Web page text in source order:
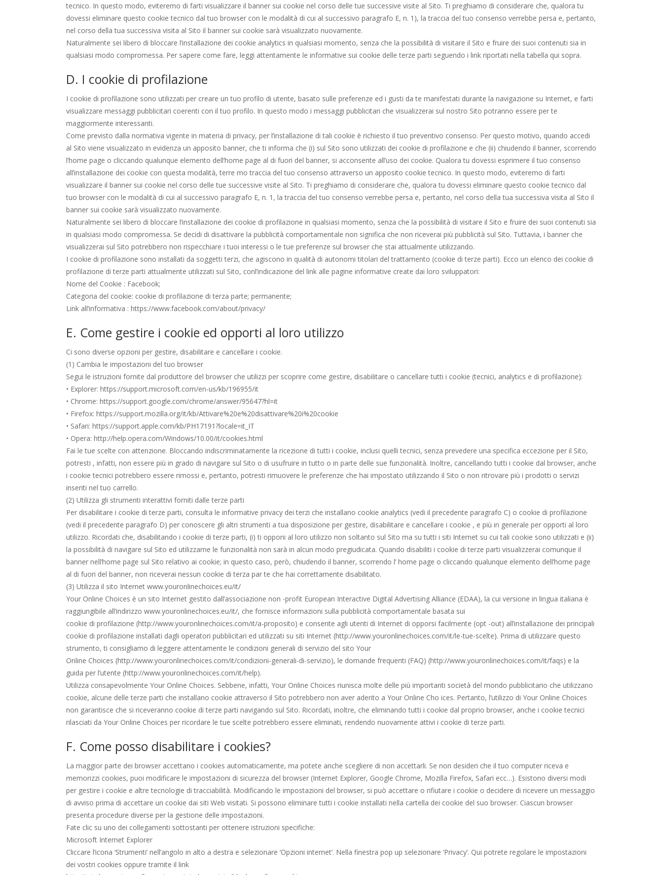
tecnico. In questo modo, eviteremo di farti visualizzare il banner sui cookie nel corso delle tue successive visite al Sito. Ti preghiamo di considerare che, qualora tu
dovessi eliminare questo cookie tecnico dal tuo browser con le modalità di cui al successivo paragrafo E, n. 1), la traccia del tuo consenso verrebbe persa e, pertanto,
nel corso della tua successiva visita al Sito il banner sui cookie sarà visualizzato nuovamente.
Naturalmente sei libero di bloccare l’installazione dei cookie analytics in qualsiasi momento, senza che la possibilità di visitare il Sito e fruire dei suoi contenuti sia in
qualsiasi modo compromessa. Per sapere come fare, leggi attentamente le informative sui cookie delle terze parti seguendo i link riportati nella tabella qui sopra.
D. I cookie di profilazione
I cookie di profilazione sono utilizzati per creare un tuo profilo di utente, basato sulle preferenze ed i gusti da te manifestati durante la navigazione su Internet, e farti
visualizzare messaggi pubblicitari coerenti con il tuo profilo. In questo modo i messaggi pubblicitari che visualizzerai sul nostro Sito potranno essere per te
maggiormente interessanti.
Come previsto dalla normativa vigente in materia di privacy, per l’installazione di tali cookie è richiesto il tuo preventivo consenso. Per questo motivo, quando accedi
al Sito viene visualizzato in evidenza un apposito banner, che ti informa che (i) sul Sito sono utilizzati dei cookie di profilazione e che (ii) chiudendo il banner, scorrendo
l’home page o cliccando qualunque elemento dell’home page al di fuori del banner, si acconsente all’uso dei cookie. Qualora tu dovessi esprimere il tuo consenso
all’installazione dei cookie con questa modalità, terre mo traccia del tuo consenso attraverso un apposito cookie tecnico. In questo modo, eviteremo di farti
visualizzare il banner sui cookie nel corso delle tue successive visite al Sito. Ti preghiamo di considerare che, qualora tu dovessi eliminare questo cookie tecnico dal
tuo browser con le modalità di cui al successivo paragrafo E, n. 1, la traccia del tuo consenso verrebbe persa e, pertanto, nel corso della tua successiva visita al Sito il
banner sui cookie sarà visualizzato nuovamente.
Naturalmente sei libero di bloccare l’installazione dei cookie di profilazione in qualsiasi momento, senza che la possibilità di visitare il Sito e fruire dei suoi contenuti sia
in qualsiasi modo compromessa. Se decidi di disattivare la pubblicità comportamentale non significa che non riceverai più pubblicità sul Sito. Tuttavia, i banner che
visualizzerai sul Sito potrebbero non rispecchiare i tuoi interessi o le tue preferenze sul browser che stai attualmente utilizzando.
I cookie di profilazione sono installati da soggetti terzi, che agiscono in qualità di autonomi titolari del trattamento (cookie di terze parti). Ecco un elenco dei cookie di
profilazione di terze parti attualmente utilizzati sul Sito, conl’indicazione del link alle pagine informative create dai loro sviluppatori:
Nome del Cookie : Facebook;
Categoria del cookie: cookie di profilazione di terza parte; permanente;
Link all’informativa : https://www.facebook.com/about/privacy/
E. Come gestire i cookie ed opporti al loro utilizzo
Ci sono diverse opzioni per gestire, disabilitare e cancellare i cookie.
(1) Cambia le impostazioni del tuo browser
Segui le istruzioni fornite dal produttore del browser che utilizzi per scoprire come gestire, disabilitare o cancellare tutti i cookie (tecnici, analytics e di profilazione):
• Explorer: https://support.microsoft.com/en-us/kb/196955/it
• Chrome: https://support.google.com/chrome/answer/95647?hl=it
• Firefox: https://support.mozilla.org/it/kb/Attivare%20e%20disattivare%20i%20cookie
• Safari: https://support.apple.com/kb/PH17191?locale=it_IT
• Opera: http://help.opera.com/Windows/10.00/it/cookies.html
Fai le tue scelte con attenzione. Bloccando indiscriminatamente la ricezione di tutti i cookie, inclusi quelli tecnici, senza prevedere una specifica eccezione per il Sito,
potresti , infatti, non essere più in grado di navigare sul Sito o di usufruire in tutto o in parte delle sue funzionalità. Inoltre, cancellando tutti i cookie dal browser, anche
i cookie tecnici potrebbero essere rimossi e, pertanto, potresti rimuovere le preferenze che hai impostato utilizzando il Sito o non ritrovare più i prodotti o servizi
inseriti nel tuo carrello.
(2) Utilizza gli strumenti interattivi forniti dalle terze parti
Per disabilitare i cookie di terze parti, consulta le informative privacy dei terzi che installano cookie analytics (vedi il precedente paragrafo C) o cookie di profilazione
(vedi il precedente paragrafo D) per conoscere gli altri strumenti a tua disposizione per gestire, disabilitare e cancellare i cookie , e più in generale per opporti al loro
utilizzo. Ricordati che, disabilitando i cookie di terze parti, (i) ti opponi al loro utilizzo non soltanto sul Sito ma su tutti i siti Internet su cui tali cookie sono utilizzati e (ii)
la possibilità di navigare sul Sito ed utilizzarne le funzionalità non sarà in alcun modo pregiudicata. Quando disabiliti i cookie di terze parti visualizzerai comunque il
banner nell’home page sul Sito relativo ai cookie; in questo caso, però, chiudendo il banner, scorrendo l’ home page o cliccando qualunque elemento dell’home page
al di fuori del banner, non riceverai nessun cookie di terza par te che hai correttamente disabilitato.
(3) Utilizza il sito Internet www.youronlinechoices.eu/it/
Your Online Choices è un sito Internet gestito dall’associazione non -profit European Interactive Digital Advertising Alliance (EDAA), la cui versione in lingua italiana è
raggiungibile all’indirizzo www.youronlinechoices.eu/it/, che fornisce informazioni sulla pubblicità comportamentale basata sui
cookie di profilazione (http://www.youronlinechoices.com/it/a-proposito) e consente agli utenti di Internet di opporsi facilmente (opt -out) all’installazione dei principali
cookie di profilazione installati dagli operatori pubblicitari ed utilizzati su siti Internet (http://www.youronlinechoices.com/it/le-tue-scelte). Prima di utilizzare questo
strumento, ti consigliamo di leggere attentamente le condizioni generali di servizio del sito Your
Online Choices (http://www.youronlinechoices.com/it/condizioni-generali-di-servizio), le domande frequenti (FAQ) (http://www.youronlinechoices.com/it/faqs) e la
guida per l’utente (http://www.youronlinechoices.com/it/help).
Utilizza consapevolmente Your Online Choices. Sebbene, infatti, Your Online Choices riunisca molte delle più importanti società del mondo pubblicitario che utilizzano
cookie, alcune delle terze parti che installano cookie attraverso il Sito potrebbero non aver aderito a Your Online Cho ices. Pertanto, l’utilizzo di Your Online Choices
non garantisce che si riceveranno cookie di terze parti navigando sul Sito. Ricordati, inoltre, che eliminando tutti i cookie dal proprio browser, anche i cookie tecnici
rilasciati da Your Online Choices per ricordare le tue scelte potrebbero essere eliminati, rendendo nuovamente attivi i cookie di terze parti.
F. Come posso disabilitare i cookies?
La maggior parte dei browser accettano i cookies automaticamente, ma potete anche scegliere di non accettarli. Se non desideri che il tuo computer riceva e
memorizzi cookies, puoi modificare le impostazioni di sicurezza del browser (Internet Explorer, Google Chrome, Mozilla Firefox, Safari ecc…). Esistono diversi modi
per gestire i cookie e altre tecnologie di tracciabilità. Modificando le impostazioni del browser, si può accettare o rifiutare i cookie o decidere di ricevere un messaggio
di avviso prima di accettare un cookie dai siti Web visitati. Si possono eliminare tutti i cookie installati nella cartella dei cookie del suo browser. Ciascun browser
presenta procedure diverse per la gestione delle impostazioni.
Fate clic su uno dei collegamenti sottostanti per ottenere istruzioni specifiche:
Microsoft Internet Explorer
Cliccare l’icona ‘Strumenti’ nell’angolo in alto a destra e selezionare ‘Opzioni internet’. Nella finestra pop up selezionare ‘Privacy’. Qui potrete regolare le impostazioni
dei vostri cookies oppure tramite il link